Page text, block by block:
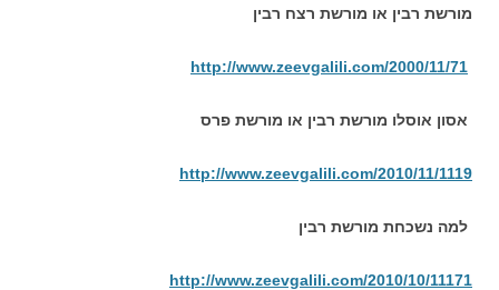
מורשת רבין או מורשת רצח רבין
http://www.zeevgalili.com/2000/11/71
אסון אוסלו מורשת רבין או מורשת פרס
http://www.zeevgalili.com/2010/11/1119
למה נשכחת מורשת רבין
http://www.zeevgalili.com/2010/10/11171